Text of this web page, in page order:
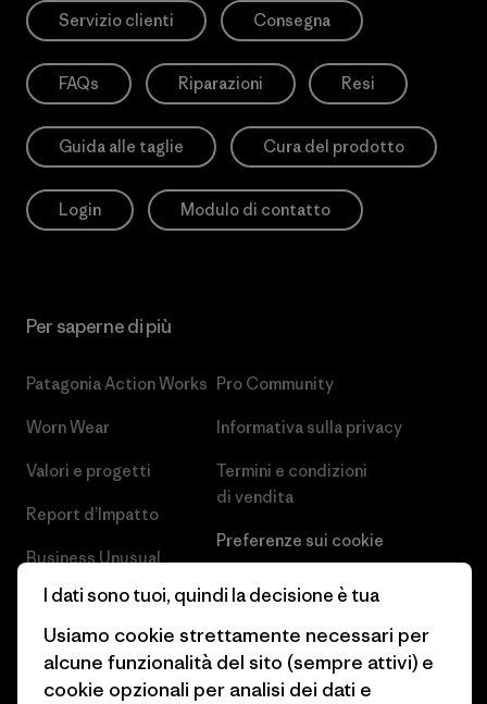
Servizio clienti Consegna
FAQs Riparazioni Resi
Guida alle taglie Cura del prodotto
Login Modulo di contatto
Per saperne di più
Patagonia Action Works
Worn Wear
Valori e progetti
Report d’Impatto
Business Unusual
Obiettivi climatici
1% For The Planet
Come finanziamo
Pro Community
Informativa sulla privacy
Termini e condizioni
di vendita
Preferenze sui cookie
Lavora con noi
Stampa e media
Industry program
I dati sono tuoi, quindi la decisione è tua
Usiamo cookie strettamente necessari per
alcune funzionalità del sito (sempre attivi) e
cookie opzionali per analisi dei dati e